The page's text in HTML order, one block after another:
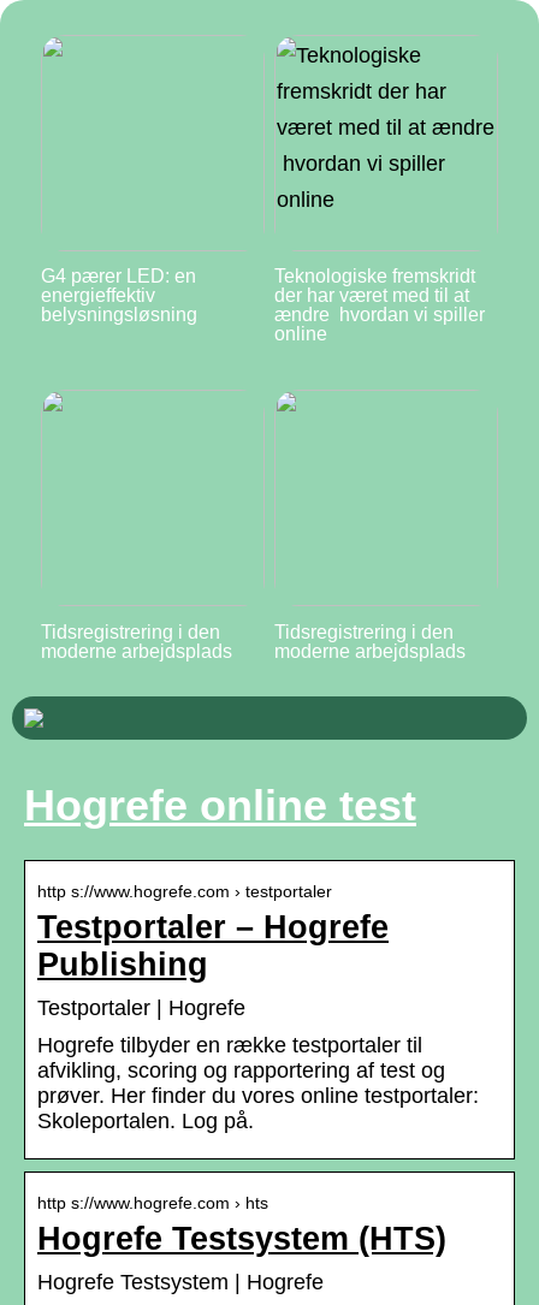
G4 pærer LED: en
energieffektiv
belysningsløsning
Teknologiske fremskridt
der har været med til at
ændre hvordan vi spiller
online
Tidsregistrering i den
moderne arbejdsplads
Tidsregistrering i den
moderne arbejdsplads
Hogrefe online test
http s://www.hogrefe.com › testportaler
Testportaler – Hogrefe
Publishing
Testportaler | Hogrefe
Hogrefe tilbyder en række testportaler til
afvikling, scoring og rapportering af test og
prøver. Her finder du vores online testportaler:
Skoleportalen. Log på.
http s://www.hogrefe.com › hts
Hogrefe Testsystem (HTS)
Hogrefe Testsystem | Hogrefe